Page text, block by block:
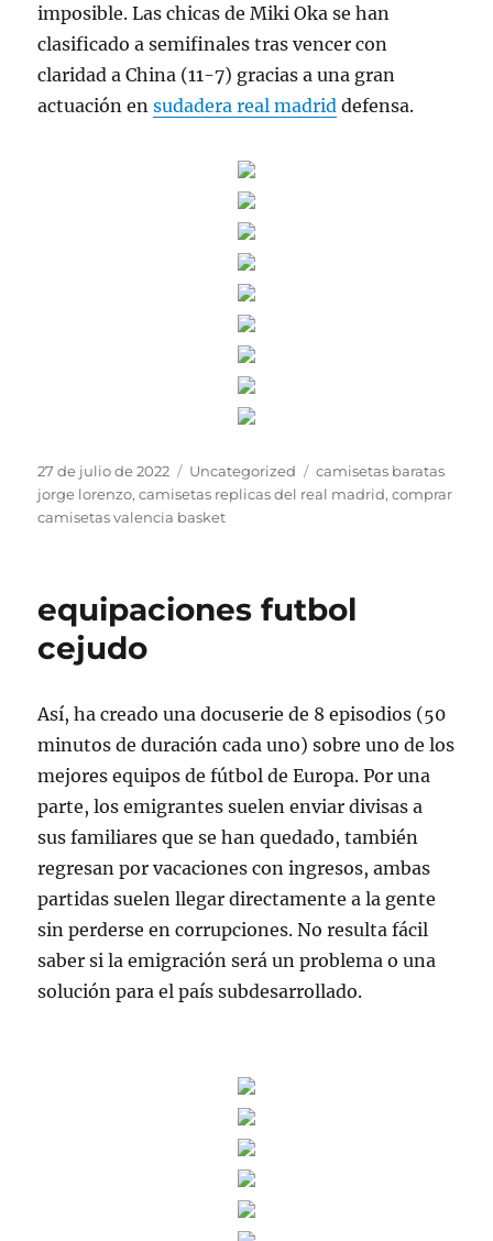
imposible. Las chicas de Miki Oka se han
clasificado a semifinales tras vencer con
claridad a China (11-7) gracias a una gran
actuación ensudadera real madrid defensa.
Publicado
el
27 de julio de 2022 Categorías
Uncategorized Etiquetas
camisetas baratas
jorge lorenzo,camisetas replicas del real madrid,comprar
camisetas valencia basket
equipaciones futbol
cejudo
Así, ha creado una docuserie de 8 episodios (50
minutos de duración cada uno) sobre uno de los
mejores equipos de fútbol de Europa. Por una
parte, los emigrantes suelen enviar divisas a
sus familiares que se han quedado, también
regresan por vacaciones con ingresos, ambas
partidas suelen llegar directamente a la gente
sin perderse en corrupciones. No resulta fácil
saber si la emigración será un problema o una
solución para el país subdesarrollado.